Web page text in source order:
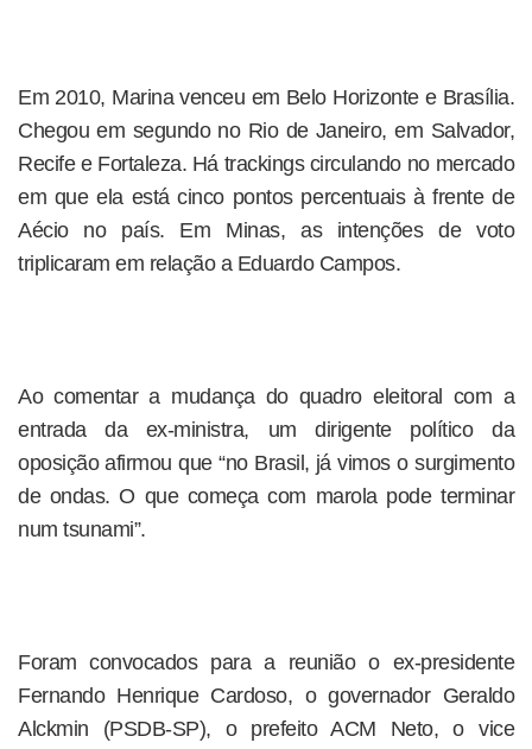
Em 2010, Marina venceu em Belo Horizonte e Brasília.
Chegou em segundo no Rio de Janeiro, em Salvador,
Recife e Fortaleza. Há trackings circulando no mercado
em que ela está cinco pontos percentuais à frente de
Aécio no país. Em Minas, as intenções de voto
triplicaram em relação a Eduardo Campos.
Ao comentar a mudança do quadro eleitoral com a
entrada da ex-ministra, um dirigente político da
oposição afirmou que “no Brasil, já vimos o surgimento
de ondas. O que começa com marola pode terminar
num tsunami”.
Foram convocados para a reunião o ex-presidente
Fernando Henrique Cardoso, o governador Geraldo
Alckmin (PSDB-SP), o prefeito ACM Neto, o vice